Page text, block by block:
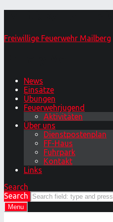
Freiwillige Feuerwehr Mailberg
News
Einsätze
Übungen
Feuerwehrjugend
Aktivitäten
Über uns
Dienstpostenplan
FF-Haus
Fuhrpark
Kontakt
Links
Search
Search
Menu